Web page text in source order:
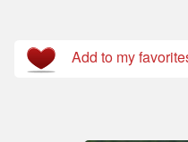
Add to my